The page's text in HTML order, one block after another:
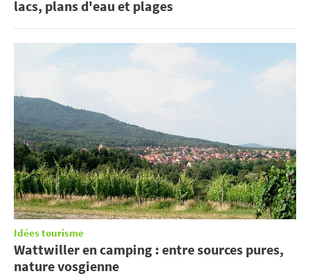
lacs, plans d'eau et plages
Idées tourisme
Wattwiller en camping : entre sources pures,
nature vosgienne